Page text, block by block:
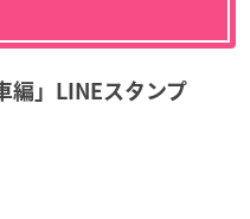
編」LINEスタンプ